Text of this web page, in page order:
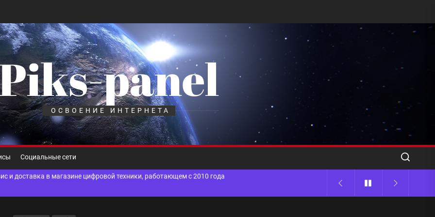
panel
ОСВОЕНИЕ ИНТЕРНЕТА
Социальные сети
принципы работы, риски и способы хранения криптовалют
для ногтевого сервиса, наращивания ресниц и депиляции
оптимизации для коммерческих веб-ресурсов
и доставка в магазине цифровой техники, работающем с 2010 года